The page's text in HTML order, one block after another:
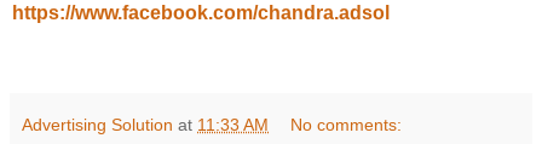
https://www.facebook.com/chandra.adsol
Advertising Solution at 11:33 AM No comments: